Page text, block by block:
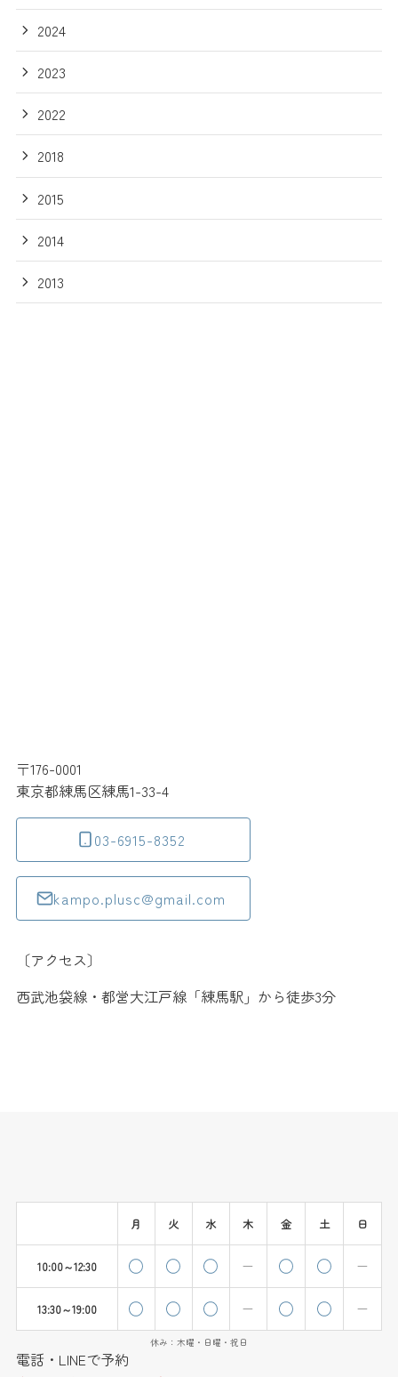
2024
2023
2022
2018
2015
2014
2013
〒176-0001
東京都練馬区練馬1-33-4
03-6915-8352
kampo.plusc@gmail.com
〔アクセス〕
西武池袋線・都営大江戸線「練馬駅」から徒歩3分
月 火 水 木 金 土 日
10:00～12:30
13:30～19:00
休み：木曜・日曜・祝日
電話・LINEで予約